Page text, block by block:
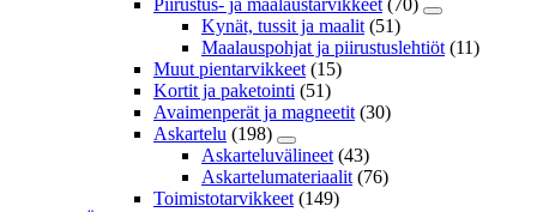
Piirustus- ja maalaustarvikkeet (70)
Kynät, tussit ja maalit (51)
Maalauspohjat ja piirustuslehtiöt (11)
Muut pientarvikkeet (15)
Kortit ja paketointi (51)
Avaimenperät ja magneetit (30)
Askartelu (198)
Askarteluvälineet (43)
Askartelumateriaalit (76)
Toimistotarvikkeet (149)